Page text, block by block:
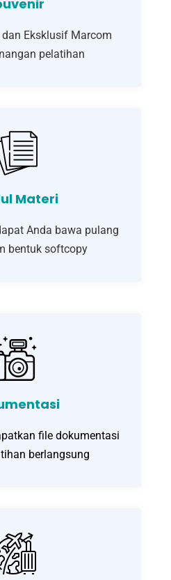
Eksklusif Marcom
pelatihan
Materi
Anda bawa pulang
bentuk softcopy
file dokumentasi
berlangsung